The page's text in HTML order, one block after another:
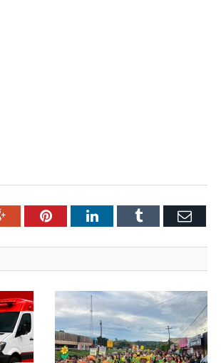
Google+PinterestLinkedInTumblr Email